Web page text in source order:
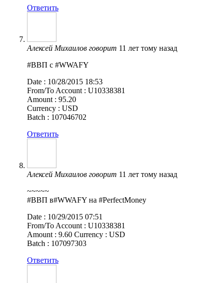
Ответить
Алексей Михаилов говорит 11 лет тому назад
#ВВП с #WWAFY
Date : 10/28/2015 18:53
From/To Account : U10338381
Amount : 95.20
Currency : USD
Batch : 107046702
Ответить
Алексей Михаилов говорит 11 лет тому назад
~~~~~
#ВВП в#WWAFY на #PerfectMoney
Date : 10/29/2015 07:51
From/To Account : U10338381
Amount : 9.60 Currency : USD
Batch : 107097303
Ответить